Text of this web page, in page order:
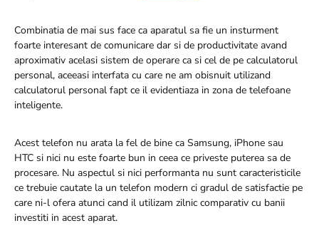
Combinatia de mai sus face ca aparatul sa fie un insturment
foarte interesant de comunicare dar si de productivitate avand
aproximativ acelasi sistem de operare ca si cel de pe calculatorul
personal, aceeasi interfata cu care ne am obisnuit utilizand
calculatorul personal fapt ce il evidentiaza in zona de telefoane
inteligente.
Acest telefon nu arata la fel de bine ca Samsung, iPhone sau
HTC si nici nu este foarte bun in ceea ce priveste puterea sa de
procesare. Nu aspectul si nici performanta nu sunt caracteristicile
ce trebuie cautate la un telefon modern ci gradul de satisfactie pe
care ni-l ofera atunci cand il utilizam zilnic comparativ cu banii
investiti in acest aparat.